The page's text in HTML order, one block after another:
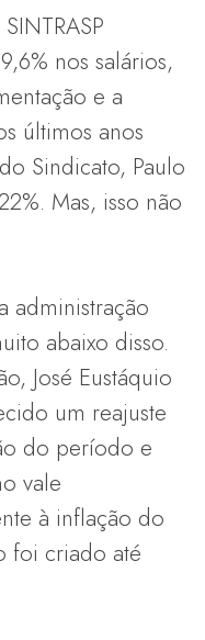
nos salários,
e a
últimos anos
Sindicato, Paulo
Mas, isso não
administração
abaixo disso.
José Eustáquio
um reajuste
do período e
vale
à inflação do
foi criado até